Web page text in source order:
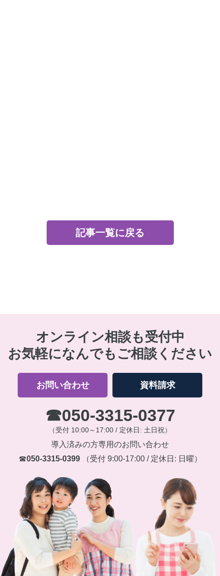
記事一覧に戻る
オンライン相談も受付中
お気軽になんでもご相談ください
お問い合わせ 資料請求
☎050-3315-0377
（受付 10:00～17:00 / 定休日: 土日祝）
導入済みの方専用のお問い合わせ
☎050-3315-0399（受付 9:00-17:00 / 定休日: 日曜）